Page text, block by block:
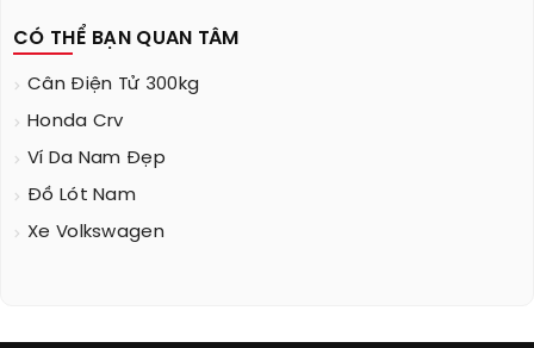
CÓ THỂ BẠN QUAN TÂM
Cân Điện Tử 300kg
Honda Crv
Ví Da Nam Đẹp
Đồ Lót Nam
Xe Volkswagen